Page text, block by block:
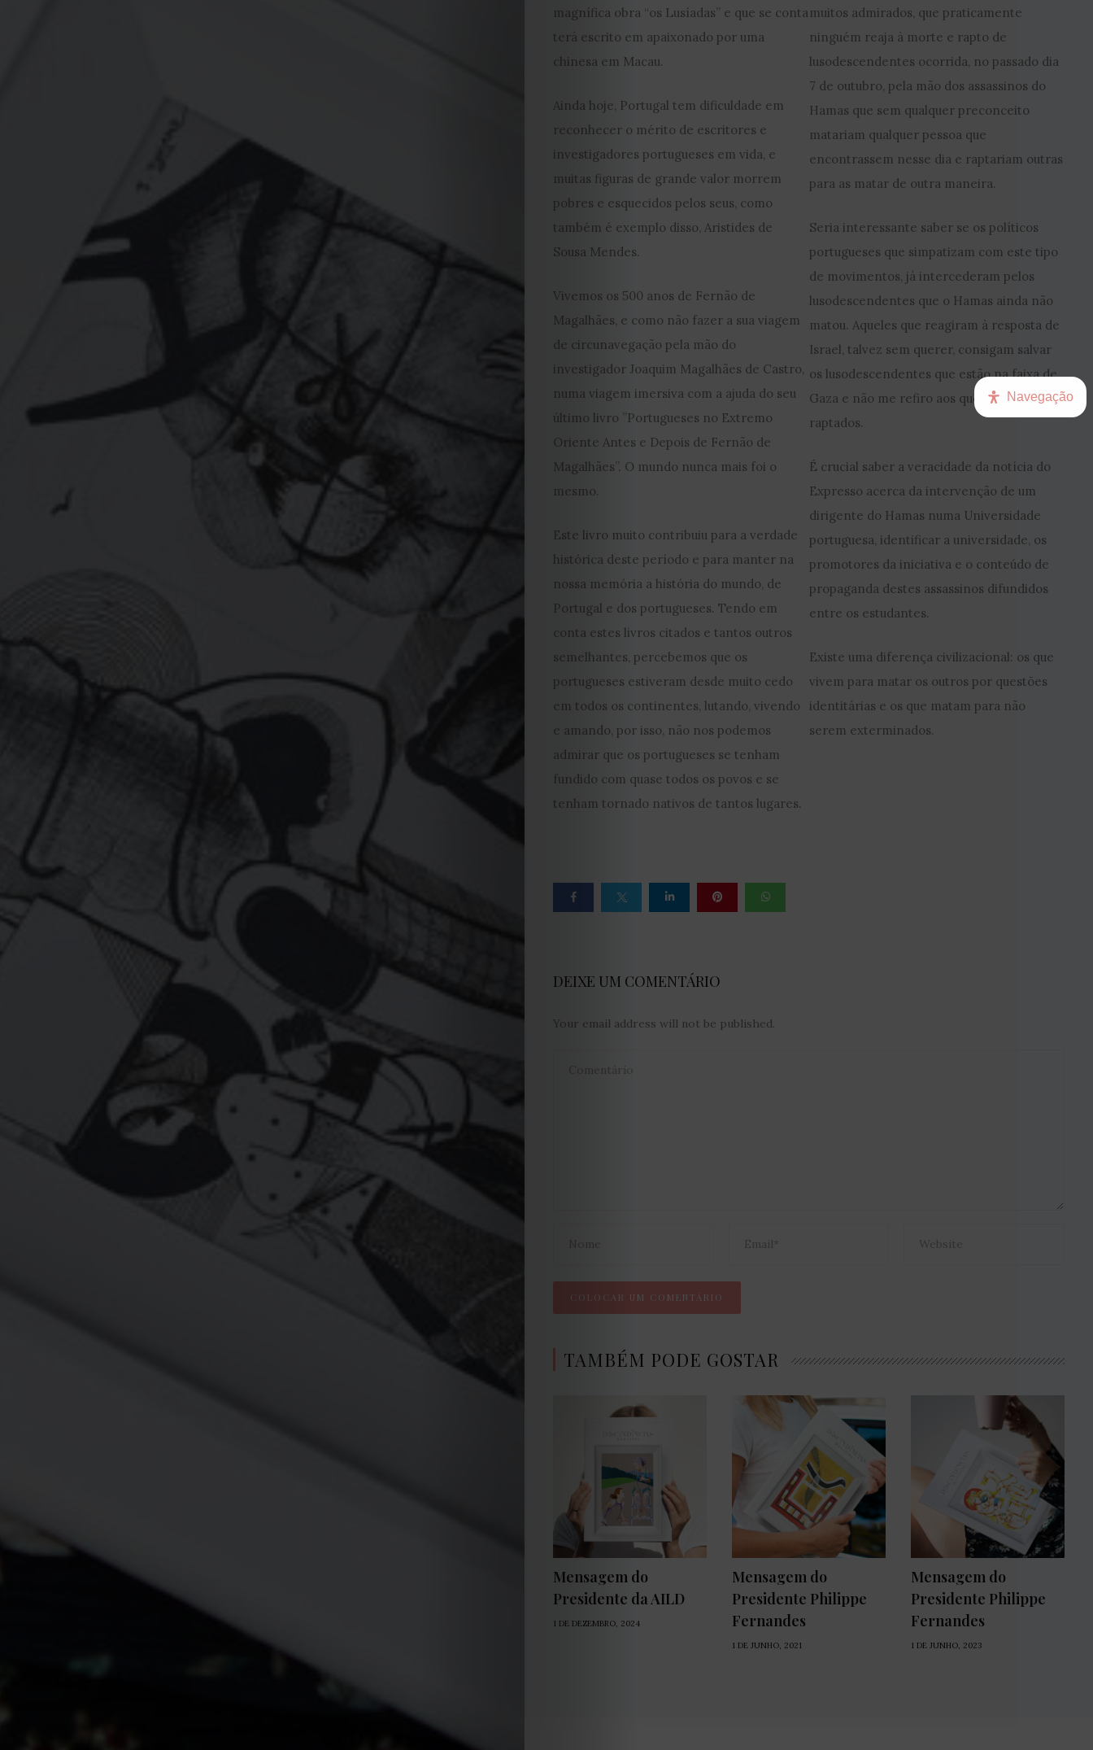
EDIÇÃO
DE
JULHO
2026
2025
2024
2023
2022
2021
Obras
de
Capa
Contactos
Estatuto
Editorial
Política
privacidade
e
Condições
magnífica obra “os Lusíadas” e que se conta
terá escrito em apaixonado por uma
chinesa em Macau.
Ainda hoje, Portugal tem dificuldade em
reconhecer o mérito de escritores e
investigadores portugueses em vida, e
muitas figuras de grande valor morrem
pobres e esquecidos pelos seus, como
também é exemplo disso, Aristides de
Sousa Mendes.
Vivemos os 500 anos de Fernão de
Magalhães, e como não fazer a sua viagem
de circunavegação pela mão do
investigador Joaquim Magalhães de Castro,
numa viagem imersiva com a ajuda do seu
último livro ”Portugueses no Extremo
Oriente Antes e Depois de Fernão de
Magalhães”. O mundo nunca mais foi o
mesmo.
Este livro muito contribuiu para a verdade
histórica deste período e para manter na
nossa memória a história do mundo, de
Portugal e dos portugueses. Tendo em
conta estes livros citados e tantos outros
semelhantes, percebemos que os
portugueses estiveram desde muito cedo
em todos os continentes, lutando, vivendo
e amando, por isso, não nos podemos
admirar que os portugueses se tenham
fundido com quase todos os povos e se
tenham tornado nativos de tantos lugares.
muitos admirados, que praticamente
ninguém reaja à morte e rapto de
lusodescendentes ocorrida, no passado dia
7 de outubro, pela mão dos assassinos do
Hamas que sem qualquer preconceito
matariam qualquer pessoa que
encontrassem nesse dia e raptariam outras
para as matar de outra maneira.
Seria interessante saber se os políticos
portugueses que simpatizam com este tipo
de movimentos, já intercederam pelos
lusodescendentes que o Hamas ainda não
matou. Aqueles que reagiram à resposta de
Israel, talvez sem querer, consigam salvar
os lusodescendentes que estão na faixa de
Gaza e não me refiro aos que foram
raptados.
É crucial saber a veracidade da notícia do
Expresso acerca da intervenção de um
dirigente do Hamas numa Universidade
portuguesa, identificar a universidade, os
promotores da iniciativa e o conteúdo de
propaganda destes assassinos difundidos
entre os estudantes.
Existe uma diferença civilizacional: os que
vivem para matar os outros por questões
identitárias e os que matam para não
serem exterminados.
DEIXE UM COMENTÁRIO
Your email address will not be published.
TAMBÉM PODE GOSTAR
Mensagem do
Presidente da AILD
1 DE DEZEMBRO, 2024
Mensagem do
Presidente Philippe
Fernandes
1 DE JUNHO, 2021
Mensagem do
Presidente Philippe
Fernandes
1 DE JUNHO, 2023
Navegação